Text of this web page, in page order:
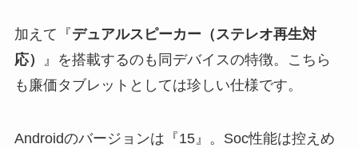
加えて『デュアルスピーカー（ステレオ再生対
応）
』を搭載するのも同デバイスの特徴。こちら
も廉価タブレットとしては珍しい仕様です。
Androidのバージョンは『15』。Soc性能は控えめ